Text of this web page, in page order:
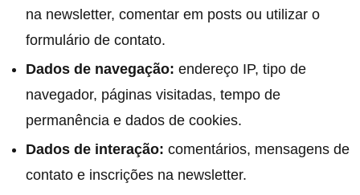
na newsletter, comentar em posts ou utilizar o
formulário de contato.
Dados de navegação: endereço IP, tipo de
navegador, páginas visitadas, tempo de
permanência e dados de cookies.
Dados de interação: comentários, mensagens de
contato e inscrições na newsletter.